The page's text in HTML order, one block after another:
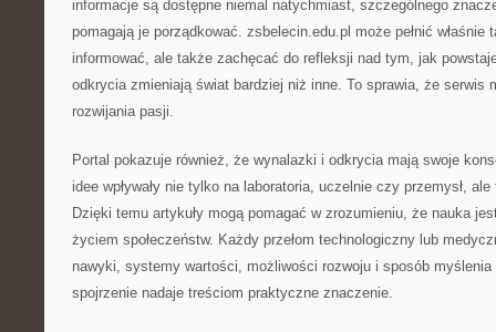
informacje są dostępne niemal natychmiast, szczególnego
pomagają je porządkować. zsbelecin.edu.pl może pełnić
informować, ale także zachęcać do refleksji nad tym, jak
odkrycia zmieniają świat bardziej niż inne. To sprawia, że serwis
rozwijania pasji.
Portal pokazuje również, że wynalazki i odkrycia mają swoje
idee wpływały nie tylko na laboratoria, uczelnie czy przemysł,
Dzięki temu artykuły mogą pomagać w zrozumieniu, że nauka
życiem społeczeństw. Każdy przełom technologiczny lub
nawyki, systemy wartości, możliwości rozwoju i sposób myślenia
spojrzenie nadaje treściom praktyczne znaczenie.